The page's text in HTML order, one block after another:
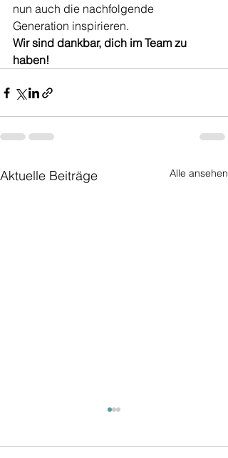
nun auch die nachfolgende
Generation inspirieren.
Wir sind dankbar, dich im Team zu
haben!
Aktuelle Beiträge Alle ansehen